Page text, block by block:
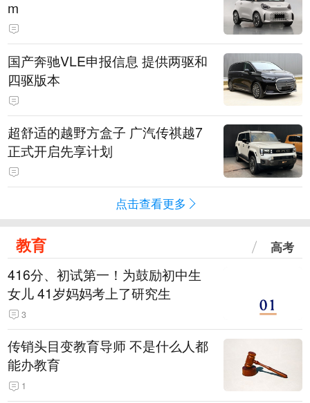
m
国产奔驰VLE申报信息 提供两驱和
四驱版本
超舒适的越野方盒子 广汽传祺越7
正式开启先享计划
点击查看更多
教育 高考
416分、初试第一！为鼓励初中生
女儿 41岁妈妈考上了研究生
3
传销头目变教育导师 不是什么人都
能办教育
1